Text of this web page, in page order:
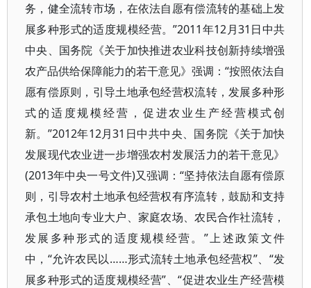
务，健全流转市场，在依法自愿有偿流转的基础上发
展多种形式的适度规模经营。”2011年12月31日中共
中央、国务院《关于加快推进农业科技创新持续增强
农产品供给保障能力的若干意见》强调：“按照依法自
愿有偿原则，引导土地承包经营权流转，发展多种形
式的适度规模经营，促进农业生产经营模式创
新。”2012年12月31日中共中央、国务院《关于加快
发展现代农业进一步增强农村发展活力的若干意见》
(2013年中央一号文件)又强调：“坚持依法自愿有偿原
则，引导农村土地承包经营权有序流转，鼓励和支持
承包土地向专业大户、家庭农场、农民合作社流转，
发展多种形式的适度规模经营。”上述政策文件
中，“允许农民以……形式流转土地承包经营权”、“发
展多种形式的适度规模经营”、“促进农业生产经营模